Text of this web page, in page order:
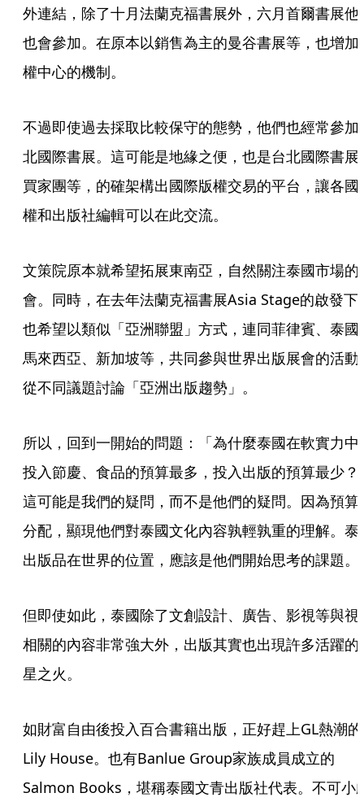
外連結，除了十月法蘭克福書展外，六月首爾書展他
也會參加。在原本以銷售為主的曼谷書展等，也增加
權中心的機制。
不過即使過去採取比較保守的態勢，他們也經常參加
北國際書展。這可能是地緣之便，也是台北國際書展
買家團等，的確架構出國際版權交易的平台，讓各國
權和出版社編輯可以在此交流。
文策院原本就希望拓展東南亞，自然關注泰國市場的
會。同時，在去年法蘭克福書展Asia Stage的啟發下
也希望以類似「亞洲聯盟」方式，連同菲律賓、泰國
馬來西亞、新加坡等，共同參與世界出版展會的活動
從不同議題討論「亞洲出版趨勢」。
所以，回到一開始的問題：「為什麼泰國在軟實力中
投入節慶、食品的預算最多，投入出版的預算最少？
這可能是我們的疑問，而不是他們的疑問。因為預算
分配，顯現他們對泰國文化內容孰輕孰重的理解。泰
出版品在世界的位置，應該是他們開始思考的課題。
但即使如此，泰國除了文創設計、廣告、影視等與視
相關的內容非常強大外，出版其實也出現許多活躍的
星之火。
如財富自由後投入百合書籍出版，正好趕上GL熱潮的
Lily House。也有Banlue Group家族成員成立的
Salmon Books，堪稱泰國文青出版社代表。不可小